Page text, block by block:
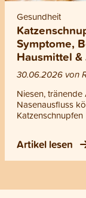
Gesundheit
Symptome,
Hausmittel
30.06.2026 von
Niesen,
Nasenausfluss
ansteckende
oberen
geschwächte
Artikel lesen